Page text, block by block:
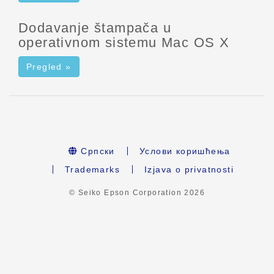
Dodavanje štampača u
operativnom sistemu Mac OS X
Pregled »
Српски
Услови коришћења
Trademarks
Izjava o privatnosti
© Seiko Epson Corporation2026